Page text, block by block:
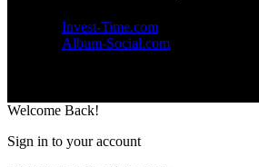
Invest-Time.com
Album-Social.com
Welcome Back!
Sign in to your account